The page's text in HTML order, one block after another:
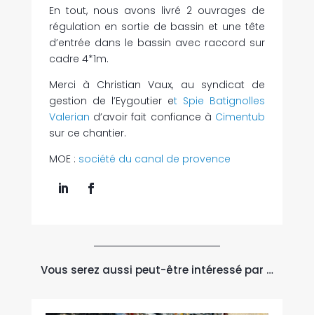
En tout, nous avons livré 2 ouvrages de
régulation en sortie de bassin et une tête
d’entrée dans le bassin avec raccord sur
cadre 4*1m.
Merci à Christian Vaux, au syndicat de
gestion de l’Eygoutier et Spie Batignolles
Valerian d’avoir fait confiance à Cimentub
sur ce chantier.
MOE : société du canal de provence
Vous serez aussi peut-être intéressé par …